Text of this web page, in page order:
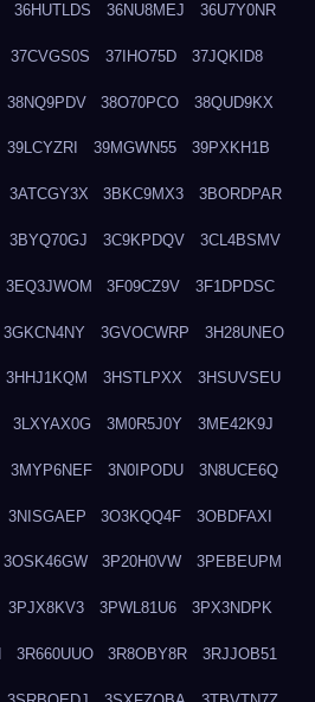
36HUTLDS 36NU8MEJ 36U7Y0NR
37CVGS0S 37IHO75D 37JQKID8
38NQ9PDV 38O70PCO 38QUD9KX
39LCYZRI 39MGWN55 39PXKH1B
3ATCGY3X 3BKC9MX3 3BORDPAR
3BYQ70GJ 3C9KPDQV 3CL4BSMV
3EQ3JWOM 3F09CZ9V 3F1DPDSC
3GKCN4NY 3GVOCWRP 3H28UNEO
3HHJ1KQM 3HSTLPXX 3HSUVSEU
3LXYAX0G 3M0R5J0Y 3ME42K9J
3MYP6NEF 3N0IPODU 3N8UCE6Q
3NISGAEP 3O3KQQ4F 3OBDFAXI
3OSK46GW 3P20H0VW 3PEBEUPM
3PJX8KV3 3PWL81U6 3PX3NDPK
3R660UUO 3R8OBY8R 3RJJOB51